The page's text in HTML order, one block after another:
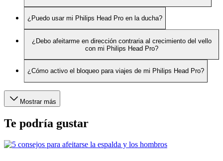
¿Puedo usar mi Philips Head Pro en la ducha?
¿Debo afeitarme en dirección contraria al crecimiento del vello
con mi Philips Head Pro?
¿Cómo activo el bloqueo para viajes de mi Philips Head Pro?
Mostrar más
Te podría gustar